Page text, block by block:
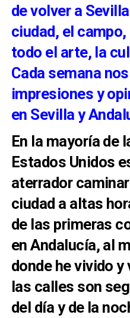
de volver a
ciudad, el
todo el arte, la
Cada semana
impresiones y
en Sevilla y
En la mayoría de
Estados Unidos
aterrador
ciudad a altas
de las primeras
en Andalucía, al
donde he vivido
las calles son
del día y de la